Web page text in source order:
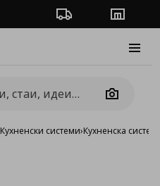
Проследяване на
Camera
Кухненски системи›Кухненска